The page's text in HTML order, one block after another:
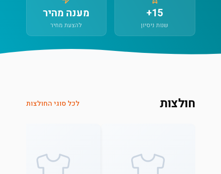
15+
שנות ניסיון
מענה מהיר
להצעת מחיר
חולצות לכל סוגי החולצות